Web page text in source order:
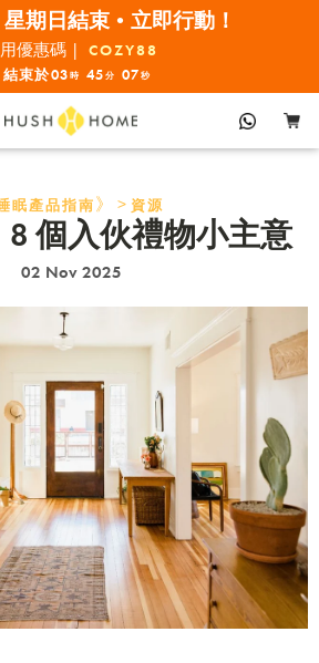
期日結束•立即行動！
全線7折!
優惠碼 | COZY88
束於03 時 45 分 05 秒
眠產品指南》> 資源
個入伙禮物小主意
02 Nov 2025